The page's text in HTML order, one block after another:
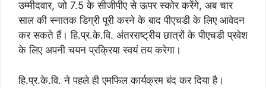
उम्मीदवार, जो 7.5 के सीजीपीए से ऊपर स्कोर करेंगे, अब चार
साल की स्नातक डिग्री पूरी करने के बाद पीएचडी के लिए आवेदन
कर सकते हैं। हि.प्र.के.वि. अंतरराष्ट्रीय छात्रों के पीएचडी प्रवेश
के लिए अपनी चयन प्रक्रिया स्वयं तय करेगा।
हि.प्र.के.वि. ने पहले ही एमफिल कार्यक्रम बंद कर दिया है।